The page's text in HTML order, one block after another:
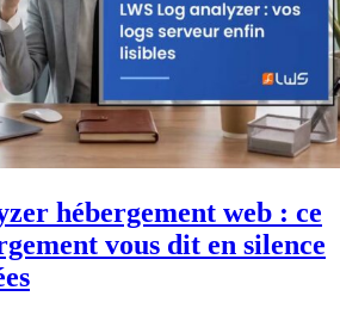
hébergement web : ce
vous dit en silence